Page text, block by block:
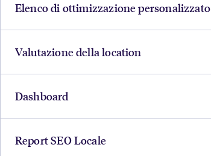
Elenco di ottimizzazione personalizzato
Valutazione della location
Dashboard
Report SEO Locale